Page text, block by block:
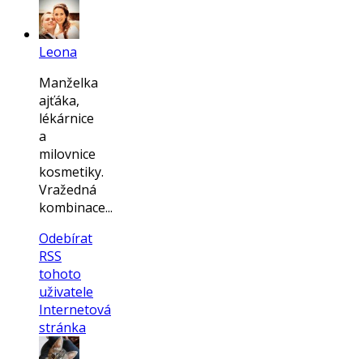
Leona
Manželka
ajťáka,
lékárnice
a
milovnice
kosmetiky.
Vražedná
kombinace...
Odebírat
RSS
tohoto
uživatele
Internetová
stránka